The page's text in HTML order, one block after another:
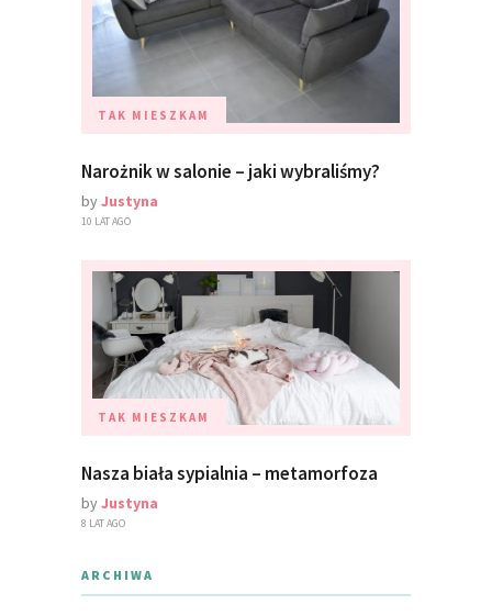
TAK MIESZKAM
Narożnik w salonie – jaki wybraliśmy?
byJustyna
10 LAT AGO
TAK MIESZKAM
Nasza biała sypialnia – metamorfoza
byJustyna
8 LAT AGO
ARCHIWA